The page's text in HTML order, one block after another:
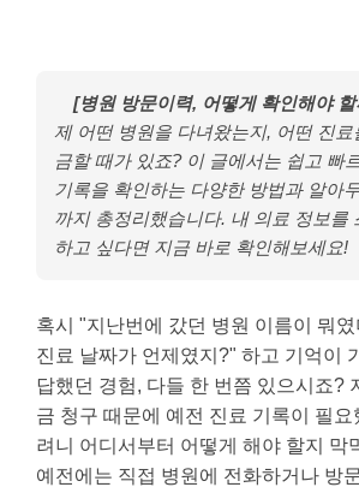
[병원 방문이력, 어떻게 확인해야
제 어떤 병원을 다녀왔는지, 어떤 진료
금할 때가 있죠? 이 글에서는 쉽고 빠
기록을 확인하는 다양한 방법과 알아
까지 총정리했습니다. 내 의료 정보를
하고 싶다면 지금 바로 확인해보세요!
혹시 "지난번에 갔던 병원 이름이 뭐
진료 날짜가 언제였지?" 하고 기억이
답했던 경험, 다들 한 번쯤 있으시죠?
금 청구 때문에 예전 진료 기록이 필요
려니 어디서부터 어떻게 해야 할지 막
예전에는 직접 병원에 전화하거나 방